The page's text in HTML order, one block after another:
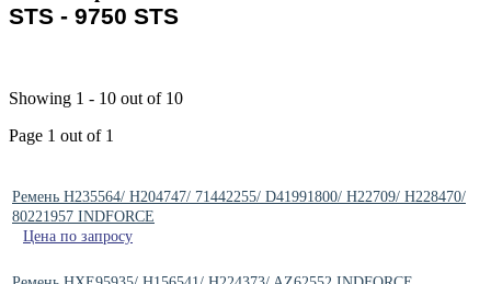
STS - 9750 STS
Showing 1 - 10 out of 10
Page 1 out of 1
Ремень H235564/ H204747/ 71442255/ D41991800/ H22709/ H228470/
80221957 INDFORCE
Цена по запросу